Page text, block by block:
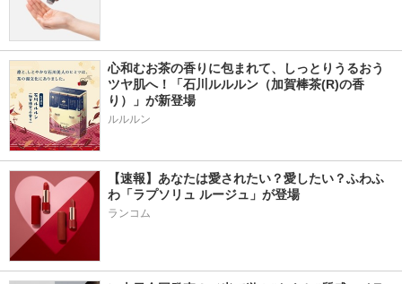
心和むお茶の香りに包まれて、しっとりうるおう
ツヤ肌へ！「石川ルルルン（加賀棒茶(R)の香
り）」が新登場
【速報】あなたは愛されたい？愛したい？ふわふ
わ「ラプソリュ ルージュ」が登場
ランコム